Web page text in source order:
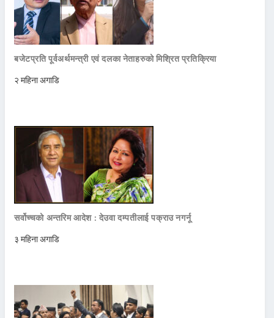
बजेटप्रति पूर्वअर्थमन्त्री एवं दलका नेताहरुको मिश्रित प्रतिक्रिया
२ महिना अगाडि
सर्वोच्चको अन्तरिम आदेश : देउवा दम्पतीलाई पक्राउ नगर्नू
३ महिना अगाडि